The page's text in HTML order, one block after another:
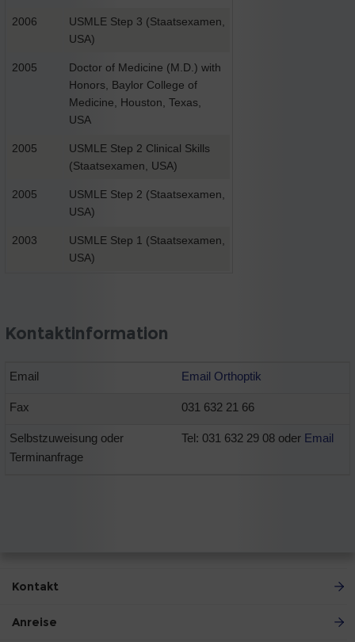
2006
USMLE Step 3 (Staatsexamen,
USA)
2005
Doctor of Medicine (M.D.) with
Honors, Baylor College of
Medicine, Houston, Texas,
USA
2005
USMLE Step 2 Clinical Skills
(Staatsexamen, USA)
2005
USMLE Step 2 (Staatsexamen,
USA)
2003
USMLE Step 1 (Staatsexamen,
USA)
Kontaktinformation
Email Email Orthoptik
Fax 031 632 21 66
Selbstzuweisung oder
Terminanfrage
Tel: 031 632 29 08 oder Email
Kontakt
Anreise